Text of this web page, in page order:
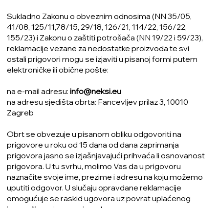
Sukladno Zakonu o obveznim odnosima (NN 35/05,
41/08, 125/11,78/15, 29/18, 126/21, 114/22, 156/22,
155/23) i Zakonu o zaštiti potrošača (NN 19/22 i 59/23),
reklamacije vezane za nedostatke proizvoda te svi
ostali prigovori mogu se izjaviti u pisanoj formi putem
elektroničke ili obične pošte:
na e-mail adresu:info@neksi.eu
na adresu sjedišta obrta: Fancevljev prilaz 3, 10010
Zagreb
Obrt se obvezuje u pisanom obliku odgovoriti na
prigovore u roku od 15 dana od dana zaprimanja
prigovora jasno se izjašnjavajući prihvaća li osnovanost
prigovora. U tu svrhu, molimo Vas da u prigovoru
naznačite svoje ime, prezime i adresu na koju možemo
uputiti odgovor. U slučaju opravdane reklamacije
omogućuje se raskid ugovora uz povrat uplaćenog